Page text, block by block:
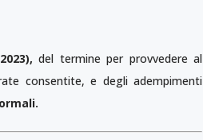
del termine per provvedere al
consentite, e degli adempimenti